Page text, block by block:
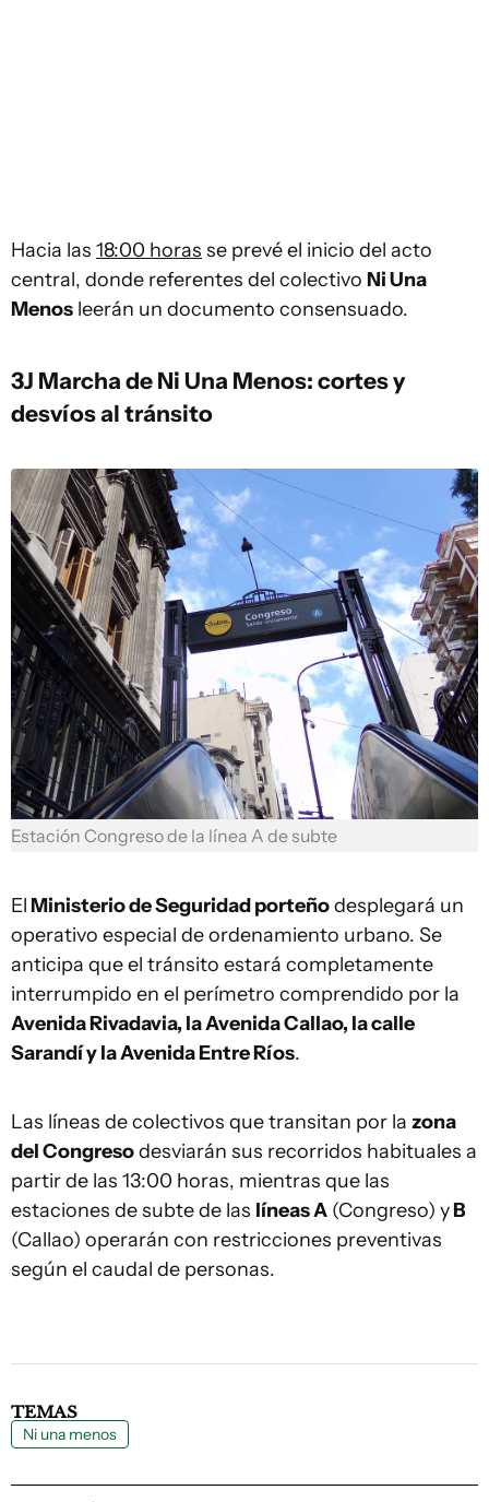
Hacia las 18:00 horas se prevé el inicio del acto
central, donde referentes del colectivo Ni Una
Menos leerán un documento consensuado.
3J Marcha de Ni Una Menos: cortes y
desvíos al tránsito
Estación Congreso de la línea A de subte
El Ministerio de Seguridad porteñodesplegará un
operativo especial de ordenamiento urbano. Se
anticipa que el tránsito estará completamente
interrumpido en el perímetro comprendido por la
Avenida Rivadavia, la Avenida Callao, la calle
Sarandí y la Avenida Entre Ríos.
Las líneas de colectivos que transitan por la zona
del Congresodesviarán sus recorridos habituales a
partir de las 13:00 horas, mientras que las
estaciones de subte de las líneas A (Congreso) yB
(Callao) operarán con restricciones preventivas
según el caudal de personas.
TEMAS
Ni una menos